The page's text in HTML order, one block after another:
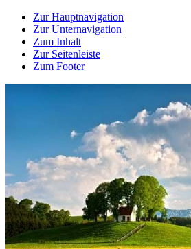
Zur Hauptnavigation
Zur Unternavigation
Zum Inhalt
Zur Seitenleiste
Zum Footer